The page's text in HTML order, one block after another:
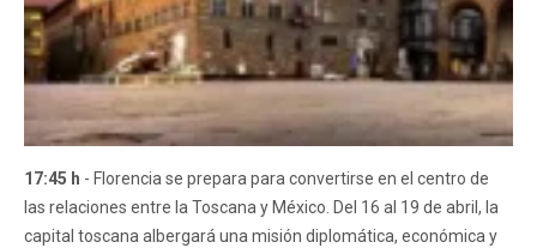
17:45 h - Florencia se prepara para convertirse en el centro de
las relaciones entre la Toscana y México. Del 16 al 19 de abril, la
capital toscana albergará una misión diplomática, económica y